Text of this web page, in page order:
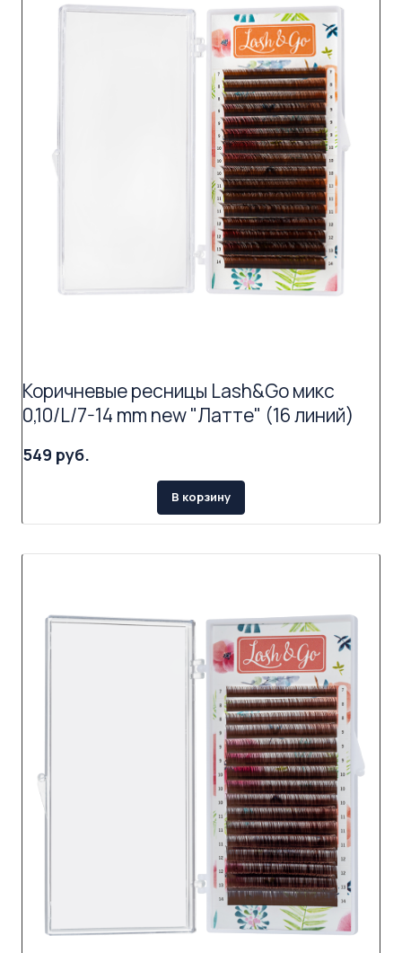
Коричневые ресницы Lash&Go микс
0,10/L/7-14 mm new "Латте" (16 линий)
549 руб.
В корзину